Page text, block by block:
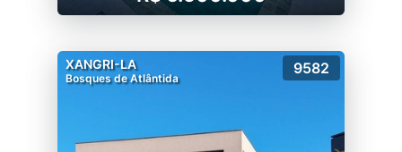
XANGRI-LA
Bosques de Atlântida
9582